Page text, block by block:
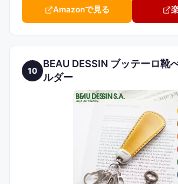
Amazonで見る
10
BEAU DESSIN ブッテーロ靴
ルダー